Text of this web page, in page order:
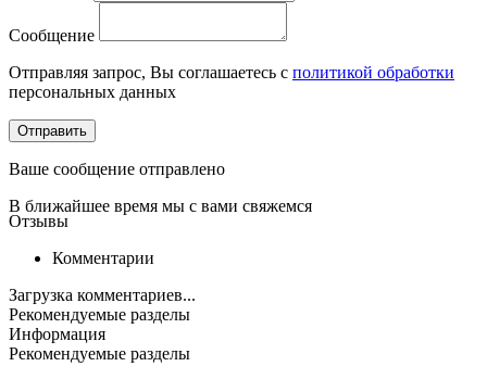
Сообщение
Отправляя запрос, Вы соглашаетесь с политикой обработки
персональных данных
Отправить
Ваше сообщение отправлено
В ближайшее время мы с вами свяжемся
Отзывы
Комментарии
Загрузка комментариев...
Рекомендуемые разделы
Информация
Рекомендуемые разделы